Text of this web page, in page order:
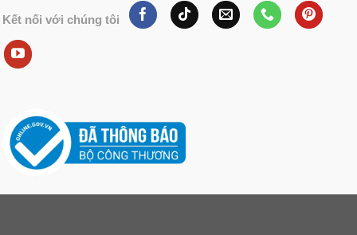
Kết nối với chúng tôi